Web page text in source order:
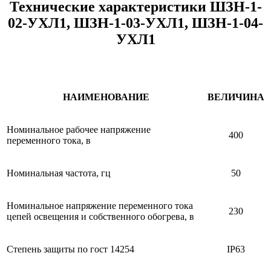
Технические характеристики ШЗН-1-
02-УХЛ1, ШЗН-1-03-УХЛ1, ШЗН-1-04-
УХЛ1
НАИМЕНОВАНИЕ ВЕЛИЧИНА
Номинальное рабочее напряжение
переменного тока, в
400
Номинальная частота, гц 50
Номинальное напряжение переменного тока
цепей освещения и собственного обогрева, в
230
Степень защиты по гост 14254 IP63